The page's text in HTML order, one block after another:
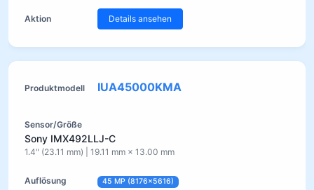
Details ansehen
IUA45000KMA
Sony IMX492LLJ-C
1.4" (23.11 mm) | 19.11 mm × 13.00 mm
45 MP (8176×5616)